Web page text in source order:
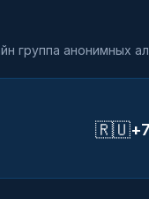
группа анонимных
🇷🇺